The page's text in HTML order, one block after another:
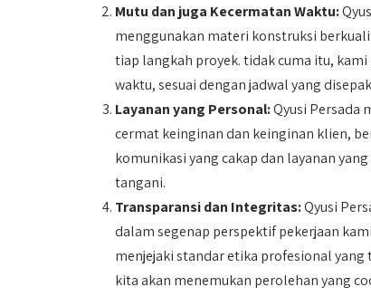
Mutu dan juga Kecermatan Waktu:
menggunakan materi konstruksi
tiap langkah proyek. tidak cuma itu,
waktu, sesuai dengan jadwal yang
Layanan yang Personal:Qyusi Persada
cermat keinginan dan keinginan klien,
komunikasi yang cakap dan layanan
tangani.
Transparansi dan Integritas:Qyusi
dalam segenap perspektif pekerjaan
menjejaki standar etika profesional
kita akan menemukan perolehan yang